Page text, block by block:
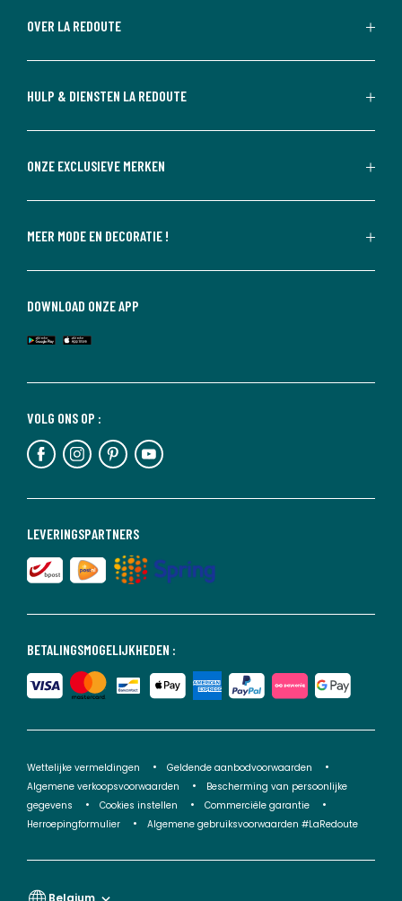
OVER LA REDOUTE
HULP & DIENSTEN LA REDOUTE
ONZE EXCLUSIEVE MERKEN
MEER MODE EN DECORATIE !
BETALINGSMOGELIJKHEDEN :
LEVERINGSPARTNERS
VOLG ONS OP :
DOWNLOAD ONZE APP
Wettelijke vermeldingen
Geldende aanbodvoorwaarden
Algemene verkoopsvoorwaarden
Bescherming van persoonlijke
gegevens
Cookies instellen
Commerciële garantie
Herroepingformulier
Algemene gebruiksvoorwaarden #LaRedoute